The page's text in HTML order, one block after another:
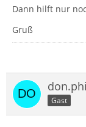
Dann hilft nur
Gruß
Gast